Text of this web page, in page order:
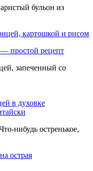
бульон из
простой рецепт
запеченный со
нибудь остренькое,